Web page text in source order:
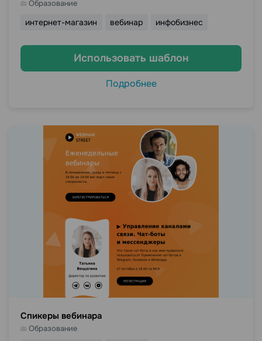
Образование
интернет-магазин вебинар инфобизнес
Использовать шаблон
Подробнее
Спикеры вебинара
Образование